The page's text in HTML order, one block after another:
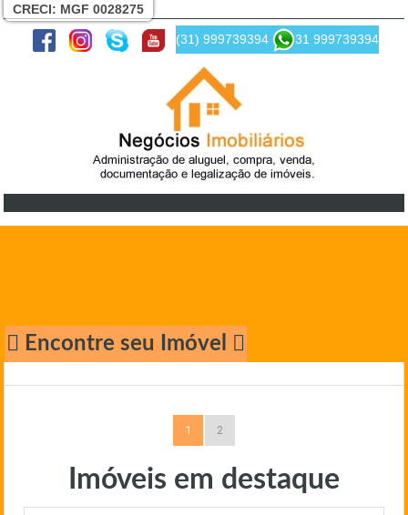
CRECI: MGF 0028275
(31) 999739394 31 999739394
Encontre seu Imóvel
1 2
Imóveis em destaque